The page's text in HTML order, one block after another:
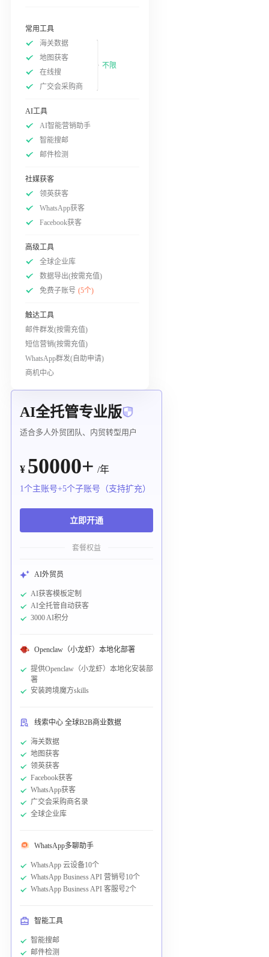
常用工具
海关数据
地图获客
在线搜
广交会采购商
不限
AI工具
AI智能营销助手
智能搜邮
邮件检测
社媒获客
领英获客
WhatsApp获客
Facebook获客
高级工具
全球企业库
数据导出(按需充值)
免费子账号 (5个)
触达工具
邮件群发(按需充值)
短信营销(按需充值)
WhatsApp群发(自助申请)
商机中心
AI全托管专业版
适合多人外贸团队、内贸转型用户
¥ 50000+ /年
1个主账号+5个子账号（支持扩充）
立即开通
套餐权益
AI外贸员
AI获客模板定制
AI全托管自动获客
3000 AI积分
Openclaw（小龙虾）本地化部署
提供Openclaw（小龙虾）本地化安装部
署
安装跨境魔方skills
线索中心 全球B2B商业数据
海关数据
地图获客
领英获客
Facebook获客
WhatsApp获客
广交会采购商名录
全球企业库
WhatsApp多聊助手
WhatsApp 云设备10个
WhatsApp Business API 营销号10个
WhatsApp Business API 客服号2个
智能工具
智能搜邮
邮件检测